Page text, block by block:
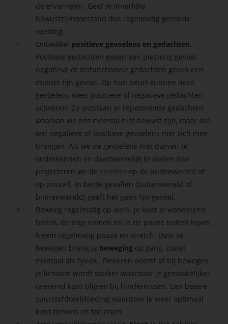
de ervaringen. Geef je innerlijke
bewustzijnstoestand dus regelmatig gezonde
voeding.
Ontwikkel positieve gevoelens en gedachten.
Positieve gedachten geven een plezierig gevoel,
negatieve of disfunctionele gedachten geven een
minder fijn gevoel. Op hun beurt kunnen deze
gevoelens weer positieve of negatieve gedachten
activeren. Zo ontstaan er repeterende gedachten
waarvan we ons meestal niet bewust zijn, maar die
wel negatieve of positieve gevoelens met zich mee
brengen. Als we de gevoelens niet durven te
onderkennen en daadwerkelijk te voelen dan
projecteren we de emoties op de buitenwereld of
op onszelf. In beide gevallen (buitenwereld of
binnenwereld) geeft het geen fijn gevoel.
Beweeg regelmatig op werk. Je kunt al wandelend
bellen, de trap nemen en in de pauze buiten lopen.
Neem regelmatig pauze en stretch. Door te
bewegen breng je beweging op gang, zowel
mentaal als fysiek. Piekeren neemt af bij bewegen.
Je lichaam wordt sterker waardoor je gemakkelijker
overeind kunt blijven bij hindernissen. Een betere
zuurstofdoorbloeding waardoor je weer optimaal
kunt denken en focussen.